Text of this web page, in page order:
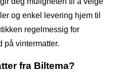
og enkel levering hjem til
regelmessig for
på vintermatter.
fra Biltema?